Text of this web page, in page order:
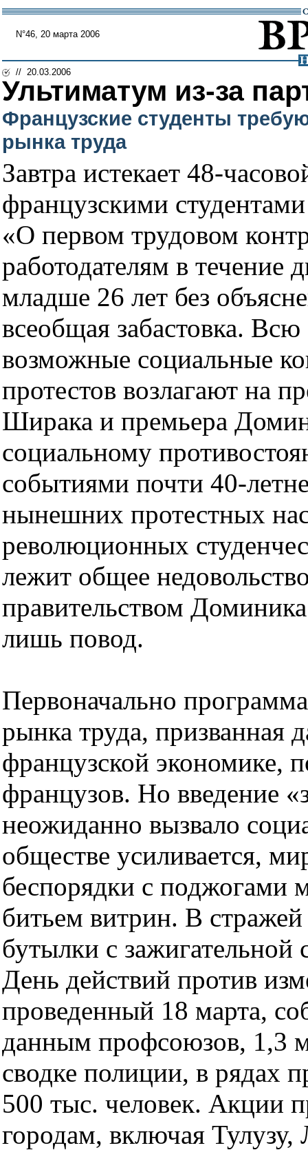
N°46, 20 марта 2006
// 20.03.2006
Ультиматум из-за
Французские студенты
рынка труда
Завтра истекает 48-
французскими
«О первом трудовом
работодателям в течение
младше 26 лет без
всеобщая забастовка. Всю
возможные социальные
протестов возлагают на
Ширака и премьера
социальному
событиями почти 40-
нынешних протестных
революционных
лежит общее
правительством
лишь повод.
Первоначально
рынка труда, призванная
французской экономике,
французов. Но введение
неожиданно вызвало
обществе усиливается,
беспорядки с поджогами
битьем витрин. В
бутылки с
День действий против
проведенный 18 марта,
данным профсоюзов, 1,3
сводке полиции, в рядах
500 тыс. человек. Акции
городам, включая